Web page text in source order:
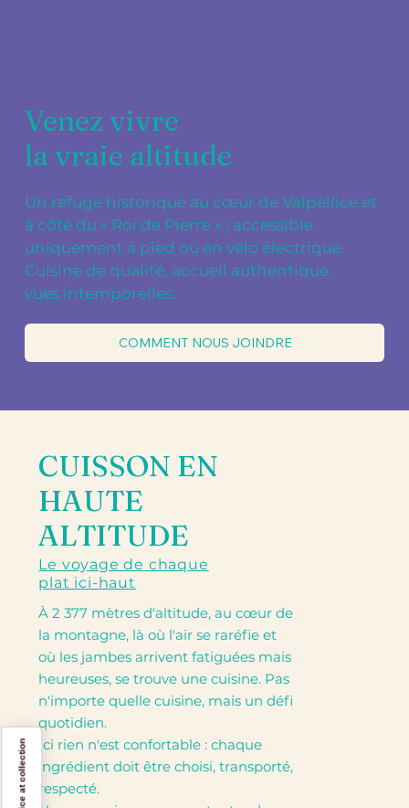
Venez vivre
la vraie altitude
Un refuge historique au cœur de Valpellice et
à côté du « Roi de Pierre » ; accessible
uniquement à pied ou en vélo électrique.
Cuisine de qualité, accueil authentique,
vues intemporelles.
COMMENT NOUS JOINDRE
CUISSON EN
HAUTE
ALTITUDE
Le voyage de chaque
plat ici-haut
À 2 377 mètres d'altitude, au cœur de
la montagne, là où l'air se raréfie et
où les jambes arrivent fatiguées mais
heureuses, se trouve une cuisine. Pas
n'importe quelle cuisine, mais un défi
quotidien.
Ici rien n'est confortable : chaque
ingrédient doit être choisi, transporté,
respecté.
Notice at collection